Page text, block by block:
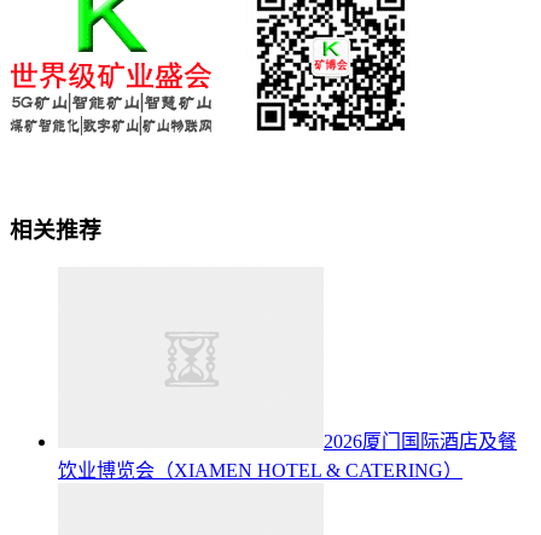
相关推荐
2026厦门国际酒店及餐
饮业博览会（XIAMEN HOTEL & CATERING）